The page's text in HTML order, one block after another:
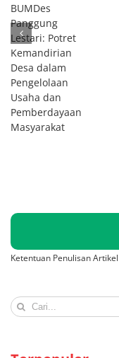
BUMDes
Panggung
Lestari: Potret
Kemandirian
Desa dalam
Pengelolaan
Usaha dan
Pemberdayaan
Masyarakat
Ketentuan Penulisan Artikel
Search
for: